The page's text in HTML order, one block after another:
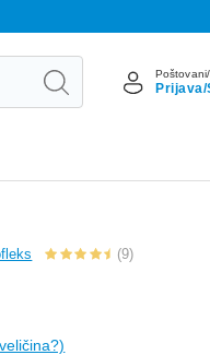
(9)